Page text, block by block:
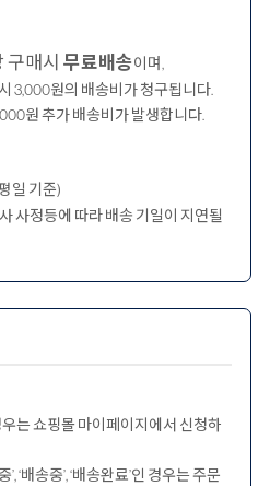
구매시 무료배송이며,
3,000원의 배송비가 청구됩니다.
원 추가 배송비가 발생합니다.
일 기준)
사정등에 따라 배송 기일이 지연될
는 쇼핑몰 마이페이지에서 신청하
‘배송중’, ‘배송완료’인 경우는 주문